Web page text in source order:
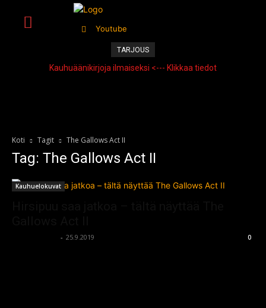
Youtube
TARJOUS
Kauhuäänikirjoja ilmaiseksi <--- Klikkaa tiedot
Koti Tagit The Gallows Act II
Tag: The Gallows Act II
Kauhuelokuvat
- 25.9.2019 0